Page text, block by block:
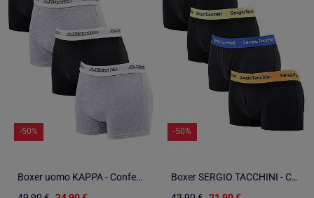
-50%
Boxer uomo KAPPA - Confezione da 4
-50%
Boxer SERGIO TACCHINI - Confezione da 4